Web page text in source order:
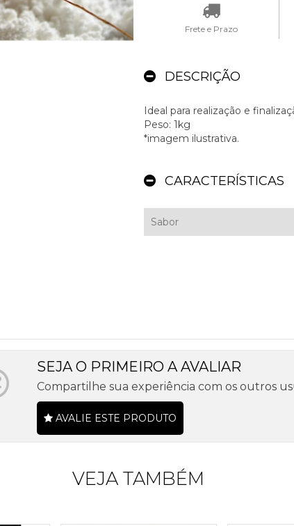
Frete e Prazo
DESCRIÇÃO
Ideal para realização e
Peso: 1kg
*imagem ilustrativa.
CARACTERÍSTICAS
Sabor
SEJA O PRIMEIRO A AVALIAR
Compartilhe sua experiência com os outros
AVALIE ESTE PRODUTO
VEJA TAMBÉM